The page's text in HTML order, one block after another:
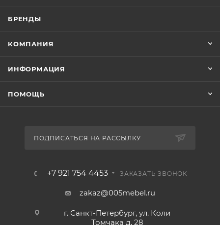
БРЕНДЫ
КОМПАНИЯ
ИНФОРМАЦИЯ
ПОМОЩЬ
ПОДПИСАТЬСЯ НА РАССЫЛКУ
+7 921 754 4453 ЗАКАЗАТЬ ЗВОНОК
zakaz@005mebel.ru
г. Санкт-Петербург, ул. Коли
Томчака д. 28